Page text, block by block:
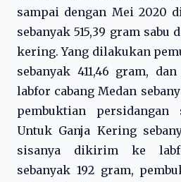
sampai dengan Mei 2020
sebanyak 515,39 gram sabu
kering. Yang dilakukan
sebanyak 411,46 gram,
labfor cabang Medan
pembuktian persidangan
Untuk Ganja Kering
sisanya dikirim ke
sebanyak 192 gram,